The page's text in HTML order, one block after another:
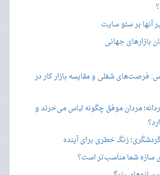
آنها بر سئو سایت
بازارهای جهانی
فرصت‌های شغلی و مقایسه بازار کار در
مردان موفق چگونه لباس می‌خرند و
زنگ خطری برای آینده
سازه شما مناسب‌تر است؟